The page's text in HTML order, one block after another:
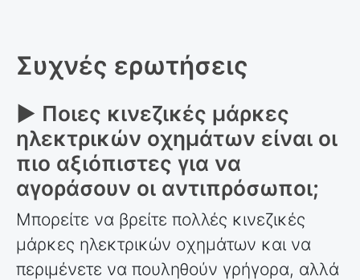
Συχνές ερωτήσεις
► Ποιες κινεζικές μάρκες
ηλεκτρικών οχημάτων είναι οι
πιο αξιόπιστες για να
αγοράσουν οι αντιπρόσωποι;
Μπορείτε να βρείτε πολλές κινεζικές
μάρκες ηλεκτρικών οχημάτων και να
περιμένετε να πουληθούν γρήγορα, αλλά